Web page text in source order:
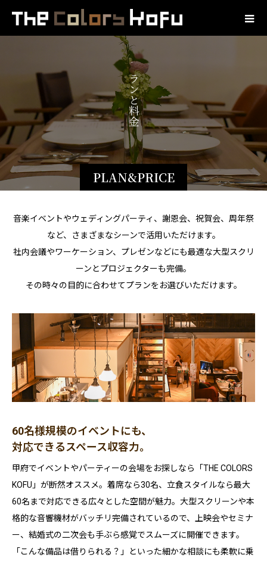
PLAN&PRICE
プ
ラ
ン
と
料
金
音楽イベントやウェディングパーティ、謝恩会、祝賀会、周年祭
など、さまざまなシーンで活用いただけます。
社内会議やワーケーション、プレゼンなどにも最適な大型スクリ
ーンとプロジェクターも完備。
その時々の目的に合わせてプランをお選びいただけます。
60名様規模のイベントにも、
対応できるスペース収容力。
甲府でイベントやパーティーの会場をお探しなら「THE COLORS
KOFU」が断然オススメ。着席なら30名、立食スタイルなら最大
60名まで対応できる広々とした空間が魅力。大型スクリーンや本
格的な音響機材がバッチリ完備されているので、上映会やセミナ
ー、結婚式の二次会も手ぶら感覚でスムーズに開催できます。
「こんな備品は借りられる？」といった細かな相談にも柔軟に乗